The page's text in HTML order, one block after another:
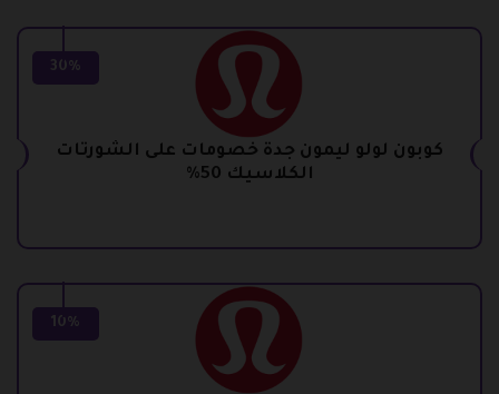
30%
كوبون لولو ليمون جدة خصومات على الشورتات
الكلاسيك 50%
10%